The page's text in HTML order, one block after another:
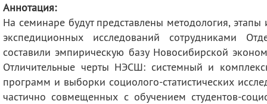
Аннотация:
На семинаре будут представлены методология,
экспедиционных исследований сотрудниками
составили эмпирическую базу Новосибирской
Отличительные черты НЭСШ: системный и
программ и выборки социолого-статистических
частично совмещенных с обучением студентов-